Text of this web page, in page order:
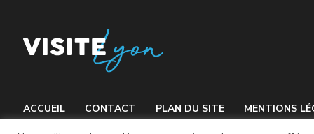
ACCUEIL CONTACT PLAN DU SITE MENTIONS